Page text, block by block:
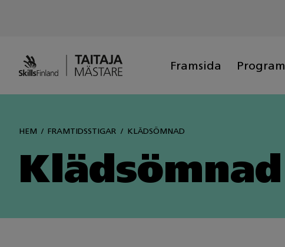
Framsida Program
HEM FRAMTIDSSTIGAR KLÄDSÖMNAD
Klädsömnad